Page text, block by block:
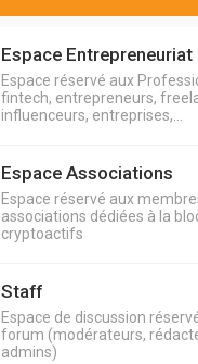
Espace Entrepreneuriat
Espace réservé aux
fintech, entrepreneurs,
influenceurs, entreprises,...
Espace Associations
Espace réservé aux
associations dédiées à la
cryptoactifs
Staff
Espace de discussion
forum (modérateurs,
admins)